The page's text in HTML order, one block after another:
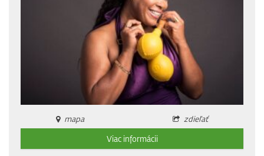
mapa
zdieľať
Viac informácii